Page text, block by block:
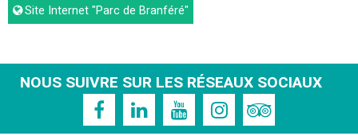
Site Internet"Parc de Branféré"
NOUS SUIVRE SUR LES RÉSEAUX SOCIAUX